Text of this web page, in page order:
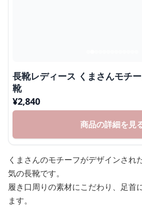
長靴レディース くまさんモチ
靴
¥2,840
商品の詳細を見
くまさんのモチーフがデザインされ
気の長靴です。
履き口周りの素材にこだわり、足首
ます。